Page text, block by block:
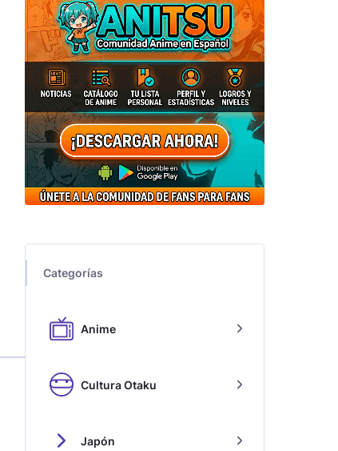
Categorías
Anime
Cultura Otaku
Japón